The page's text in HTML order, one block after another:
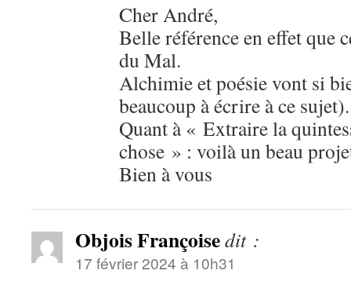
Cher André,
Belle référence en effet que
du Mal.
Alchimie et poésie vont si
beaucoup à écrire à ce sujet).
Quant à « Extraire la
chose » : voilà un beau
Bien à vous
Objois Françoisedit :
17 février 2024 à 10h31